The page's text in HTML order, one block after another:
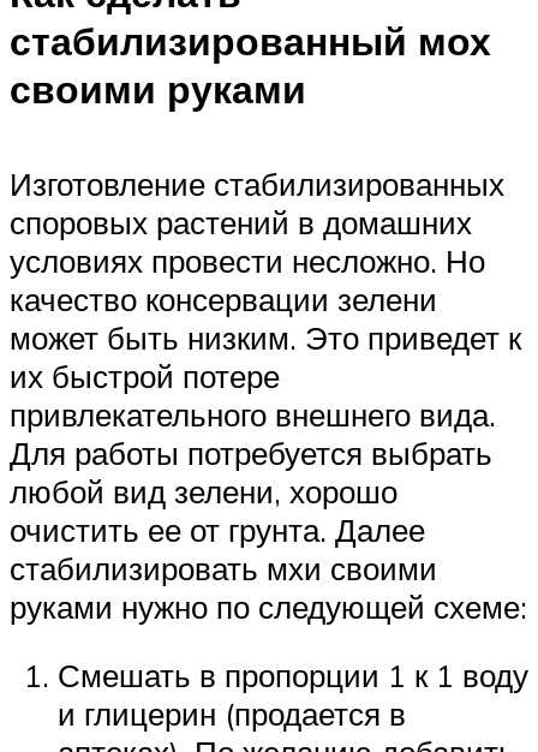
стабилизированный мох
своими руками
Изготовление стабилизированных
споровых растений в домашних
условиях провести несложно. Но
качество консервации зелени
может быть низким. Это приведет к
их быстрой потере
привлекательного внешнего вида.
Для работы потребуется выбрать
любой вид зелени, хорошо
очистить ее от грунта. Далее
стабилизировать мхи своими
руками нужно по следующей схеме:
Смешать в пропорции 1 к 1 воду
и глицерин (продается в